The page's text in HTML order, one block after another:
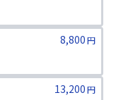
8,800円
13,200円